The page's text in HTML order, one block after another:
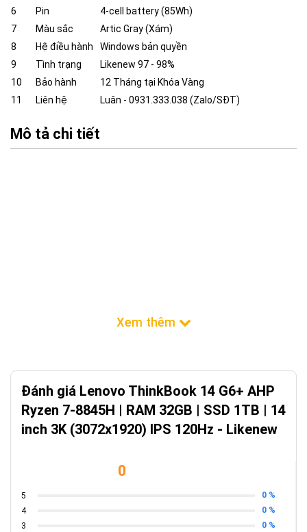
6
Pin
4-cell battery (85Wh)
7
Màu sắc
Artic Gray (Xám)
8
Hệ điều hành
Windows bản quyền
9
Tình trạng
Likenew 97 - 98%
10
Bảo hành
12 Tháng tại Khóa Vàng
11
Liên hệ Luân - 0931.333.038 (Zalo/SĐT)
Mô tả chi tiết
Đánh giá Lenovo ThinkBook 14 G6+ AHP
Ryzen 7-8845H | RAM 32GB | SSD 1TB | 14
inch 3K (3072x1920) IPS 120Hz - Likenew
0
5
0 %
4
0 %
3
0 %